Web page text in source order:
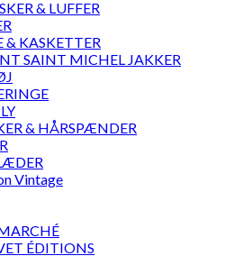
& LUFFER
& KASKETTER
SAINT MICHEL JAKKER
& HÅRSPÆNDER
Vintage
ÉDITIONS